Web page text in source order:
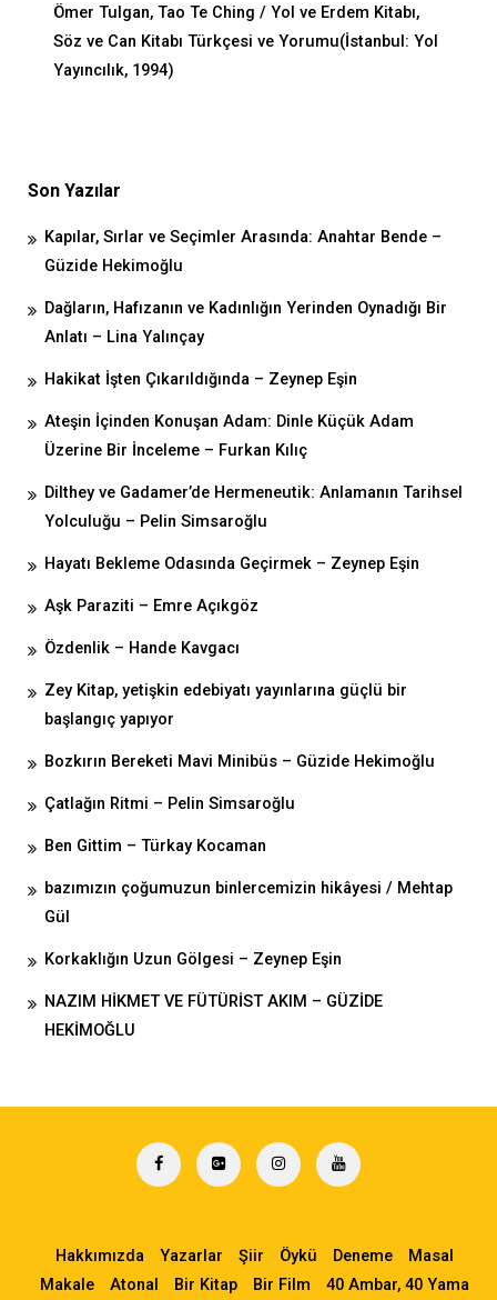
Ömer Tulgan, Tao Te Ching / Yol ve Erdem Kitabı,
Söz ve Can Kitabı Türkçesi ve Yorumu(İstanbul: Yol
Yayıncılık, 1994)
Son Yazılar
Kapılar, Sırlar ve Seçimler Arasında: Anahtar Bende –
Güzide Hekimoğlu
Dağların, Hafızanın ve Kadınlığın Yerinden Oynadığı Bir
Anlatı – Lina Yalınçay
Hakikat İşten Çıkarıldığında – Zeynep Eşin
Ateşin İçinden Konuşan Adam: Dinle Küçük Adam
Üzerine Bir İnceleme – Furkan Kılıç
Dilthey ve Gadamer’de Hermeneutik: Anlamanın Tarihsel
Yolculuğu – Pelin Simsaroğlu
Hayatı Bekleme Odasında Geçirmek – Zeynep Eşin
Aşk Paraziti – Emre Açıkgöz
Özdenlik – Hande Kavgacı
Zey Kitap, yetişkin edebiyatı yayınlarına güçlü bir
başlangıç yapıyor
Bozkırın Bereketi Mavi Minibüs – Güzide Hekimoğlu
Çatlağın Ritmi – Pelin Simsaroğlu
Ben Gittim – Türkay Kocaman
bazımızın çoğumuzun binlercemizin hikâyesi / Mehtap
Gül
Korkaklığın Uzun Gölgesi – Zeynep Eşin
NAZIM HİKMET VE FÜTÜRİST AKIM – GÜZİDE
HEKİMOĞLU
Hakkımızda Yazarlar Şiir Öykü Deneme
Masal
Makale
Atonal Bir Kitap Bir Film 40 Ambar, 40 Yama